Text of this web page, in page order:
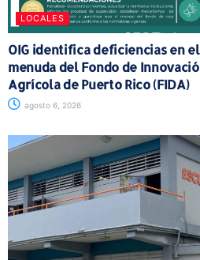
LOCALES
OIG identifica deficiencias en
menuda del Fondo de
Agrícola de Puerto Rico (FIDA)
agosto 6, 2026